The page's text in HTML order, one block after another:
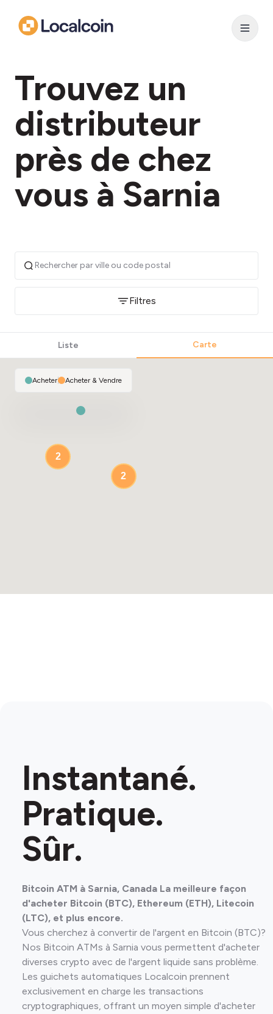
Trouvez un
distributeur
près de chez
vous à Sarnia
Filtres
Liste Carte
2
2
Acheter| Acheter & Vendre
Instantané.
Pratique.
Sûr.
Bitcoin ATM à Sarnia, Canada La meilleure façon
d'acheter Bitcoin (BTC), Ethereum (ETH), Litecoin
(LTC), et plus encore.
Vous cherchez à convertir de l'argent en Bitcoin (BTC)?
Nos Bitcoin ATMs à Sarnia vous permettent d'acheter
diverses crypto avec de l'argent liquide sans problème.
Les guichets automatiques Localcoin prennent
exclusivement en charge les transactions
cryptographiques, offrant un moyen simple d'acheter